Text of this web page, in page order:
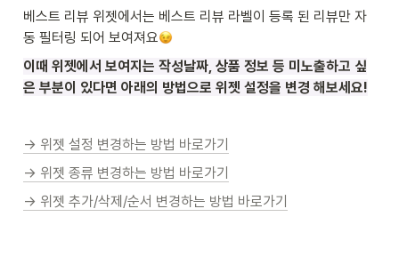
베스트 리뷰 위젯에서는 베스트 리뷰 라벨이 등록 된 리뷰만 자
동 필터링 되어 보여져요
이때 위젯에서 보여지는 작성날짜, 상품 정보 등 미노출하고 싶
은 부분이 있다면 아래의 방법으로 위젯 설정을 변경 해보세요!
→ 위젯 설정 변경하는 방법 바로가기
→ 위젯 종류 변경하는 방법 바로가기
→ 위젯 추가/삭제/순서 변경하는 방법 바로가기